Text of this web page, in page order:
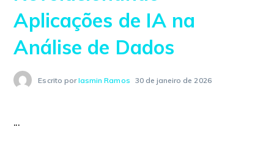
Aplicações de IA na
Análise de Dados
Escrito porIasmin Ramos 30 de janeiro de 2026
...